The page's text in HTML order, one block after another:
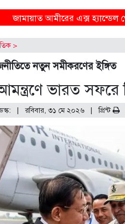
থেকে অনাকাঙ্ক্ষিত পোস্ট
>
নতুন সমীকরণের ইঙ্গিত
ভারত সফরে
| রবিবার, ৩১ মে ২০২৬ |প্রিন্ট